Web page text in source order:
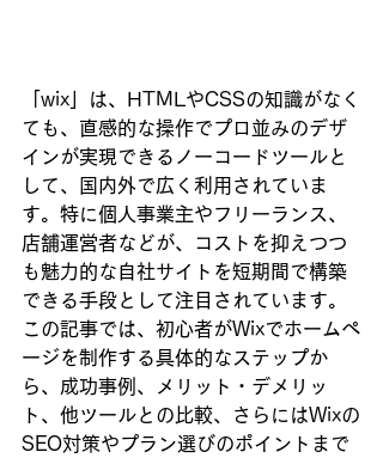
「wix」は、HTMLやCSSの知識がなく
ても、直感的な操作でプロ並みのデザ
インが実現できるノーコードツールと
して、国内外で広く利用されていま
す。特に個人事業主やフリーランス、
店舗運営者などが、コストを抑えつつ
も魅力的な自社サイトを短期間で構築
できる手段として注目されています。
この記事では、初心者がWixでホームペ
ージを制作する具体的なステップか
ら、成功事例、メリット・デメリッ
ト、他ツールとの比較、さらにはWixの
SEO対策やプラン選びのポイントまで